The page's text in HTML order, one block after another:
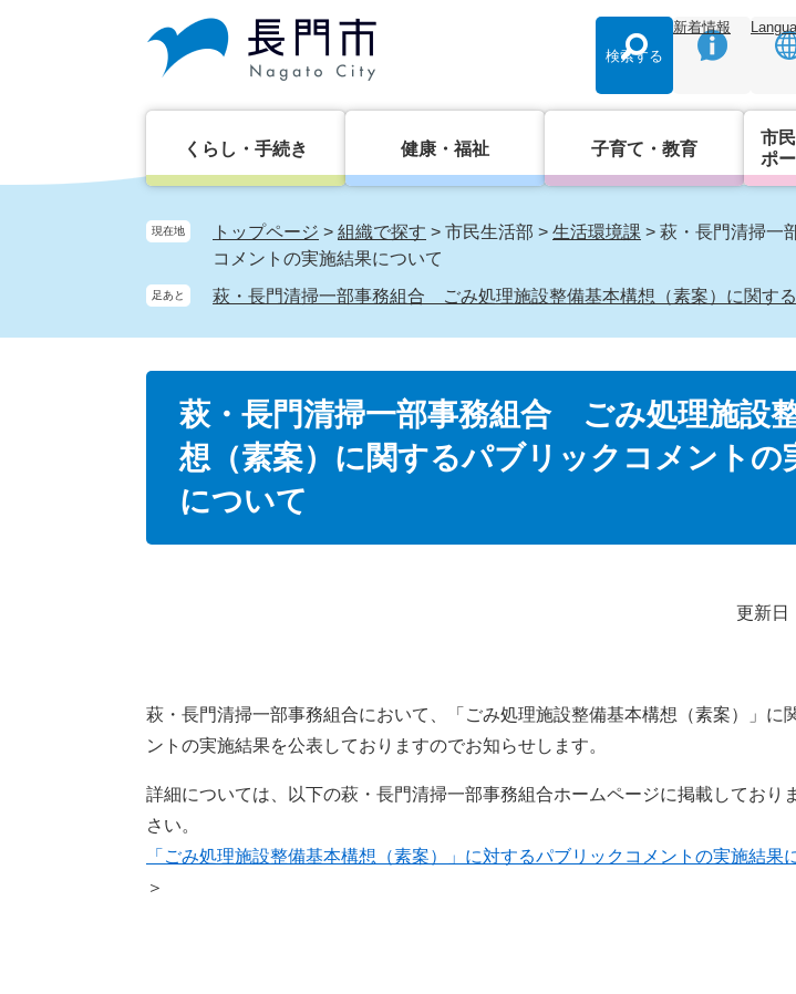
検索する
新着情報
くらし・手続き 健康・福祉 子育て・教育
市
ポ
現在地 トップページ > 組織で探す > 市民生活部 > 生活環境課 > 萩・長門清掃一
コメントの実施結果について
足あと 萩・長門清掃一部事務組合 ごみ処理施設整備基本構想（素案）に関す
萩・長門清掃一部事務組合 ごみ処理施設
想（素案）に関するパブリックコメントの
について
更新日
萩・長門清掃一部事務組合において、「ごみ処理施設整備基本構想（素案）」に
ントの実施結果を公表しておりますのでお知らせします。
詳細については、以下の萩・長門清掃一部事務組合ホームページに掲載しており
さい。
「ごみ処理施設整備基本構想（素案）」に対するパブリックコメントの実施結果
＞